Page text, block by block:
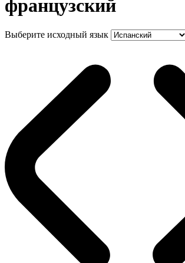
французский
Выберите исходный язык